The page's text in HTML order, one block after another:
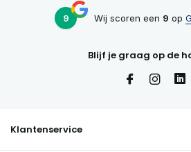
9 Wij scoren een 9 op
Blijf je graag op de
Klantenservice